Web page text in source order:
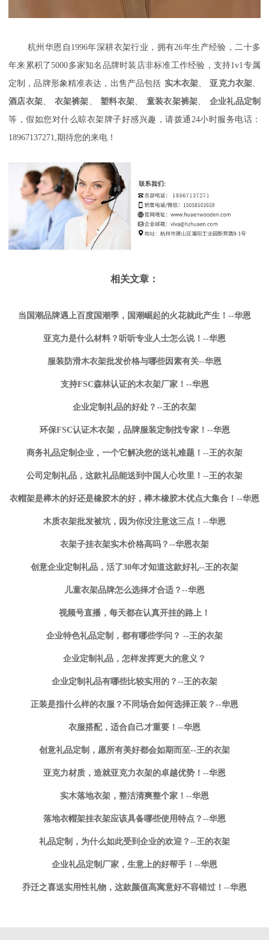
杭州华恩自1996年深耕衣架行业，拥有26年生产经验，二十多
年来累积了5000多家知名品牌时装店非标准工作经验，支持1v1专属
定制，品牌形象精准表达，出售产品包括 实木衣架、 亚克力衣架、
酒店衣架、 衣架裤架、 塑料衣架、 童装衣架裤架、
企业礼品定制
等，假如您对什么晾衣架牌子好感兴趣，请拨通24小时服务电话：
18967137271,期待您的来电！
相关文章：
当国潮品牌遇上百度国潮季，国潮崛起的火花就此产生！--华恩
亚克力是什么材料？听听专业人士怎么说！--华恩
服装防滑木衣架批发价格与哪些因素有关--华恩
支持FSC森林认证的木衣架厂家！--华恩
企业定制礼品的好处？--王的衣架
环保FSC认证木衣架，品牌服装定制找专家！--华恩
商务礼品定制企业，一个它解决您的送礼难题！--王的衣架
公司定制礼品，这款礼品能送到中国人心坎里！--王的衣架
衣帽架是榉木的好还是橡胶木的好，榉木橡胶木优点大集合！--华恩
木质衣架批发被坑，因为你没注意这三点！--华恩
衣架子挂衣架实木价格高吗？--华恩衣架
创意企业定制礼品，活了30年才知道这款好礼--王的衣架
儿童衣架品牌怎么选择才合适？--华恩
视频号直播，每天都在认真开挂的路上！
企业特色礼品定制，都有哪些学问？ --王的衣架
企业定制礼品，怎样发挥更大的意义？
企业定制礼品有哪些比较实用的？--王的衣架
正装是指什么样的衣服？不同场合如何选择正装？--华恩
衣服搭配，适合自己才重要！--华恩
创意礼品定制，愿所有美好都会如期而至--王的衣架
亚克力材质，造就亚克力衣架的卓越优势！--华恩
实木落地衣架，整洁清爽整个家！--华恩
落地衣帽架挂衣架应该具备哪些使用特点？--华恩
礼品定制，为什么如此受到企业的欢迎？--王的衣架
企业礼品定制厂家，生意上的好帮手！--华恩
乔迁之喜送实用性礼物，这款颜值高寓意好不容错过！--华恩